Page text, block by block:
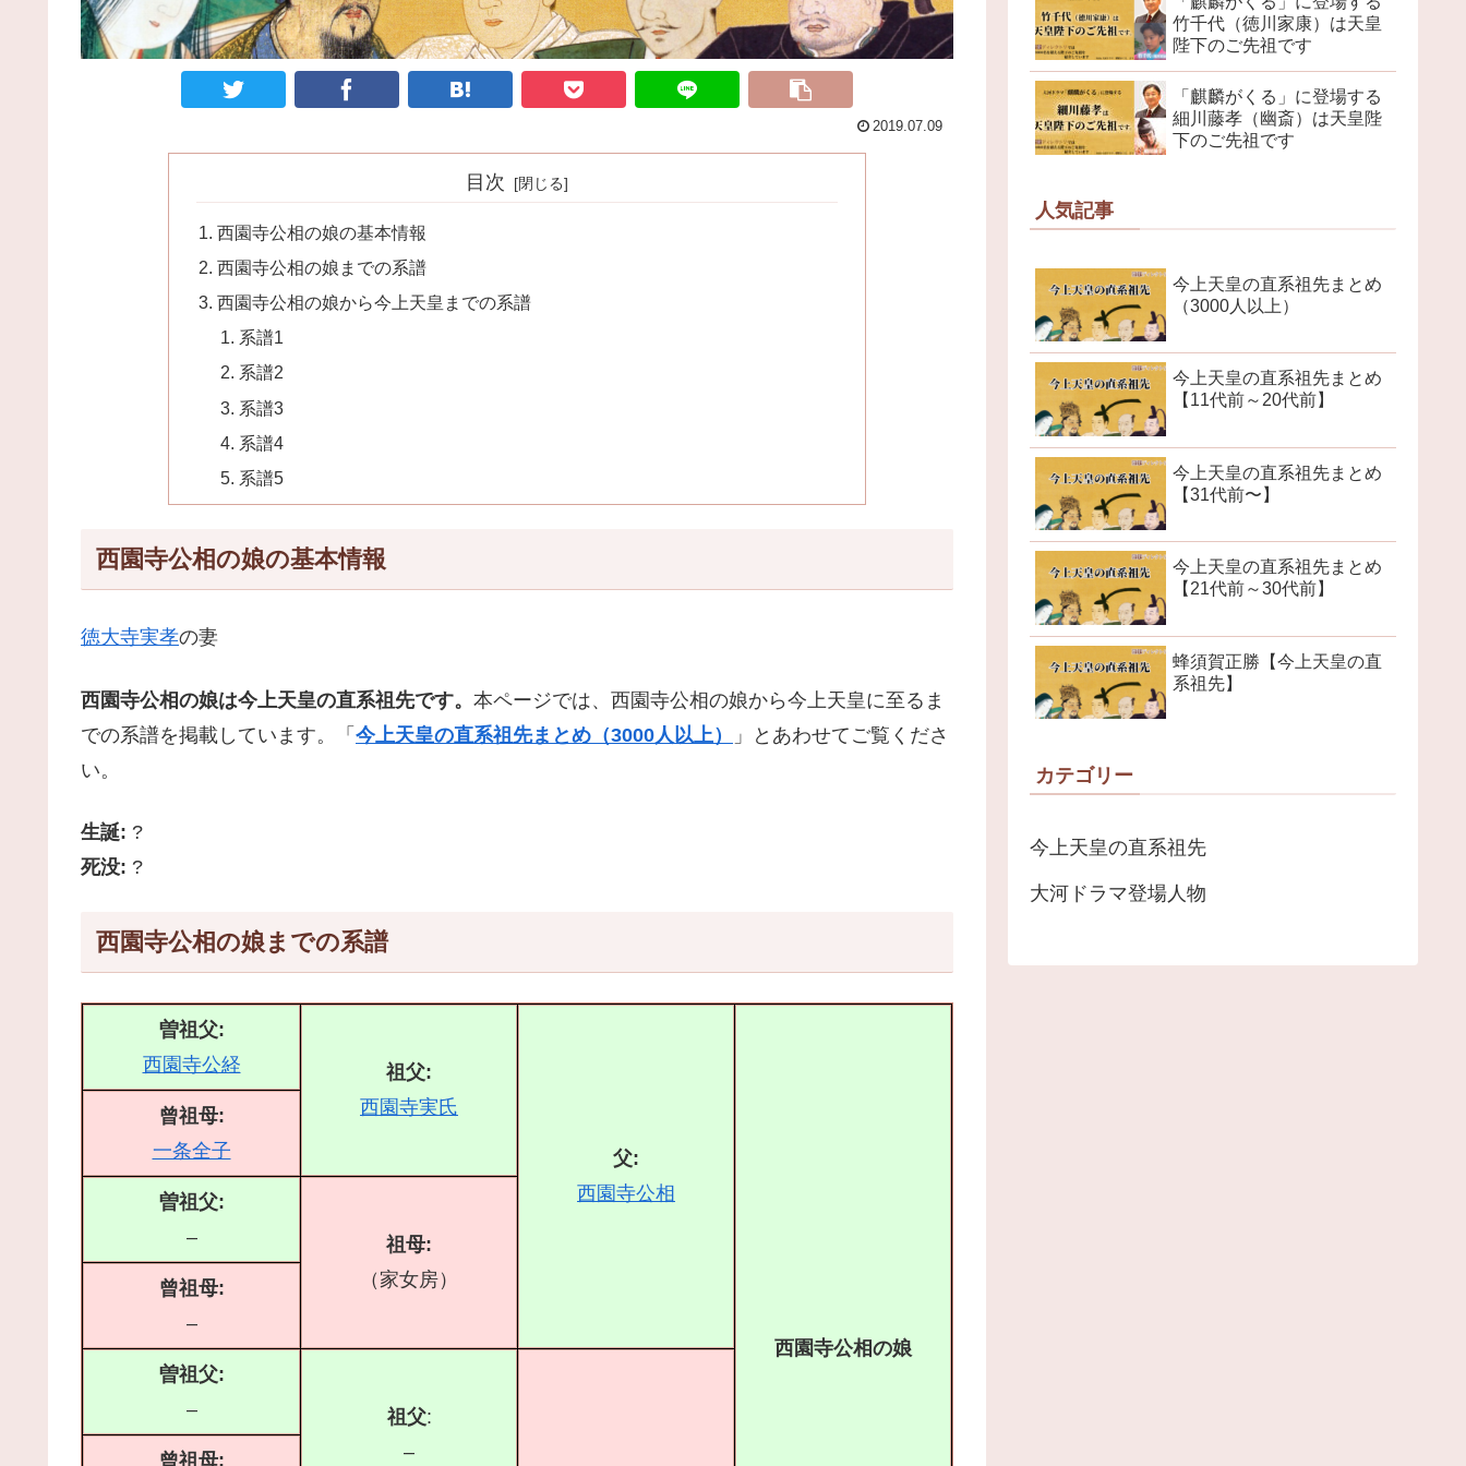
2019.07.09
目次
西園寺公相の娘の基本情報
西園寺公相の娘までの系譜
西園寺公相の娘から今上天皇までの系譜
系譜1
系譜2
系譜3
系譜4
系譜5
西園寺公相の娘の基本情報
徳大寺実孝の妻
西園寺公相の娘は今上天皇の直系祖先です。 本ページでは、西園寺公相の娘から今上天皇に至るま
での系譜を掲載しています。「 今上天皇の直系祖先まとめ（3000人以上）
」とあわせてご覧くださ
い。
生誕: ?
死没: ?
西園寺公相の娘までの系譜
曽祖父:
西園寺公経
祖父:
西園寺実氏
父:
西園寺公相
西園寺公相の娘
曾祖母:
一条全子
曽祖父:
–
祖母:
（家女房）
曾祖母:
–
曽祖父:
–
祖父:
–
曾祖母:
竹千代（徳川家康）は天皇
陛下のご先祖です
「麒麟がくる」に登場する
細川藤孝（幽斎）は天皇陛
下のご先祖です
人気記事
今上天皇の直系祖先まとめ
（3000人以上）
今上天皇の直系祖先まとめ
【11代前～20代前】
今上天皇の直系祖先まとめ
【31代前〜】
今上天皇の直系祖先まとめ
【21代前～30代前】
蜂須賀正勝【今上天皇の直
系祖先】
カテゴリー
今上天皇の直系祖先
大河ドラマ登場人物